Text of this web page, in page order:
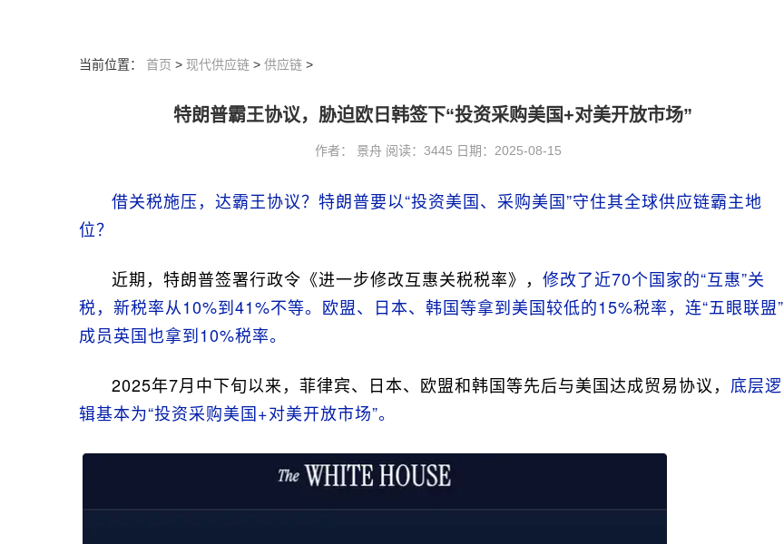
当前位置： 首页 > 现代供应链 > 供应链 >
特朗普霸王协议，胁迫欧日韩签下“投资采购美国+对美开放市场”
作者： 景舟 阅读：3445 日期：2025-08-15
借关税施压，达霸王协议？特朗普要以“投资美国、采购美国”守住其全球供应链霸主地
位？
近期，特朗普签署行政令《进一步修改互惠关税税率》， 修改了近70个国家的“互惠”关
税，新税率从10%到41%不等。欧盟、日本、韩国等拿到美国较低的15%税率，连“五眼联盟”
成员英国也拿到10%税率。
2025年7月中下旬以来，菲律宾、日本、欧盟和韩国等先后与美国达成贸易协议， 底层逻
辑基本为“投资采购美国+对美开放市场”。